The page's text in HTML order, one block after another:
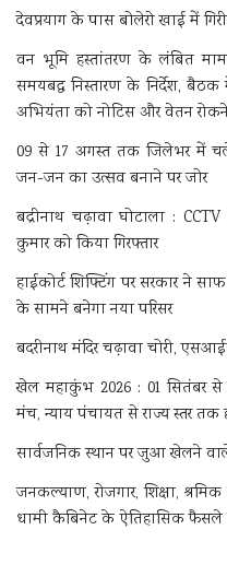
देवप्रयाग के पास बोलेरो खाई में
वन भूमि हस्तांतरण के लंबित
समयबद्ध निस्तारण के निर्देश,
अभियंता को नोटिस और वेतन
09 से 17 अगस्त तक जिलेभर में
जन-जन का उत्सव बनाने पर जोर
बद्रीनाथ चढ़ावा घोटाला :
कुमार को किया गिरफ्तार
हाईकोर्ट शिफ्टिंग पर सरकार ने
के सामने बनेगा नया परिसर
बदरीनाथ मंदिर चढ़ावा चोरी,
खेल महाकुंभ 2026 : 01 सितंबर से
मंच, न्याय पंचायत से राज्य स्तर तक
सार्वजनिक स्थान पर जुआ खेलने
जनकल्याण, रोजगार, शिक्षा,
धामी कैबिनेट के ऐतिहासिक फैसले